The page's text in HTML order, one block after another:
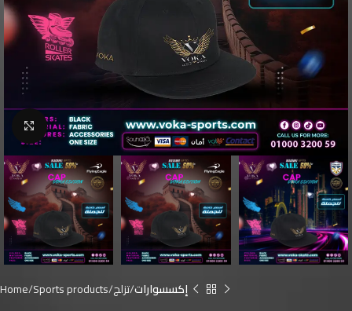
Click to enlarge
Home Sports products تزلج إكسسوارات